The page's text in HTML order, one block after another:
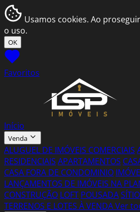
Usamos cookies. Ao
o uso.
OK
Favoritos
Início
Venda
ALUGUEL DE IMÓVEIS COMERCIAIS
RESIDENCIAIS APARTAMENTOS
CASA FORA DE CONDOMINIO
LANÇAMENTOS DE IMÓVEIS NA
CONSTRUÇÃO LOFT POUSADA
TERRENOS E LOTES À VENDAVer